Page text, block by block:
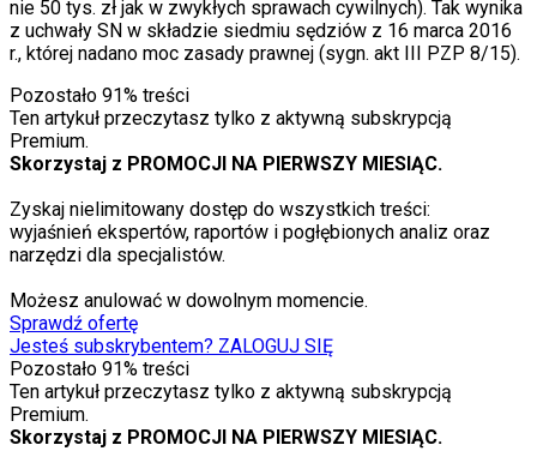
nie 50 tys. zł jak w zwykłych sprawach cywilnych). Tak wynika
z uchwały SN w składzie siedmiu sędziów z 16 marca 2016
r., której nadano moc zasady prawnej (sygn. akt III PZP 8/15).
Pozostało 91% treści
Ten artykuł przeczytasz tylko z aktywną subskrypcją
Premium.
Skorzystaj z PROMOCJI NA PIERWSZY MIESIĄC.
Zyskaj nielimitowany dostęp do wszystkich treści:
wyjaśnień ekspertów, raportów i pogłębionych analiz oraz
narzędzi dla specjalistów.
Możesz anulować w dowolnym momencie.
Sprawdź ofertę
Jesteś subskrybentem? ZALOGUJ SIĘ
Pozostało 91% treści
Ten artykuł przeczytasz tylko z aktywną subskrypcją
Premium.
Skorzystaj z PROMOCJI NA PIERWSZY MIESIĄC.